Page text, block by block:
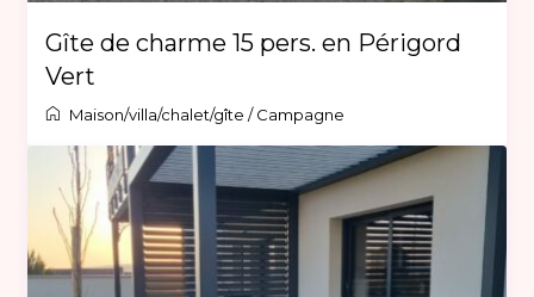
Gîte de charme 15 pers. en Périgord
Vert
Maison/villa/chalet/gîte /Campagne